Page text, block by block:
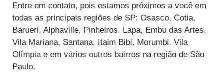
Entre em contato, pois estamos próximos a você em
todas as principais regiões de SP: Osasco, Cotia,
Barueri, Alphaville, Pinheiros, Lapa, Embu das Artes,
Vila Mariana, Santana, Itaim Bibi, Morumbi, Vila
Olímpia e em vários outros bairros na região de São
Paulo.